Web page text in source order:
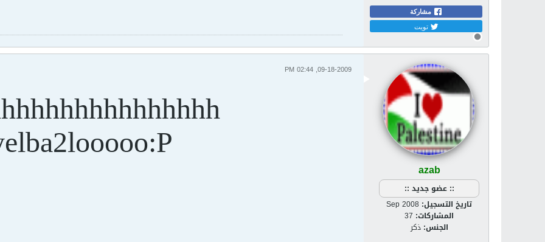
مشاركة
تويت
azab
:: عضو جديد ::
تاريخ التسجيل: Sep 2008
المشاركات: 37
الجنس: ذكر
09-18-2009, 02:44 PM